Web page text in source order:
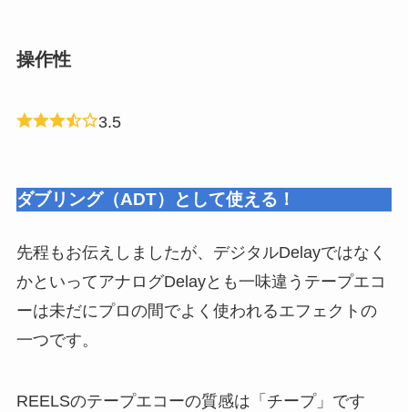
操作性
3.5
ダブリング（ADT）として使える！
先程もお伝えしましたが、デジタルDelayではなく
かといってアナログDelayとも一味違うテープエコ
ーは未だにプロの間でよく使われるエフェクトの
一つです。
REELSのテープエコーの質感は「チープ」です